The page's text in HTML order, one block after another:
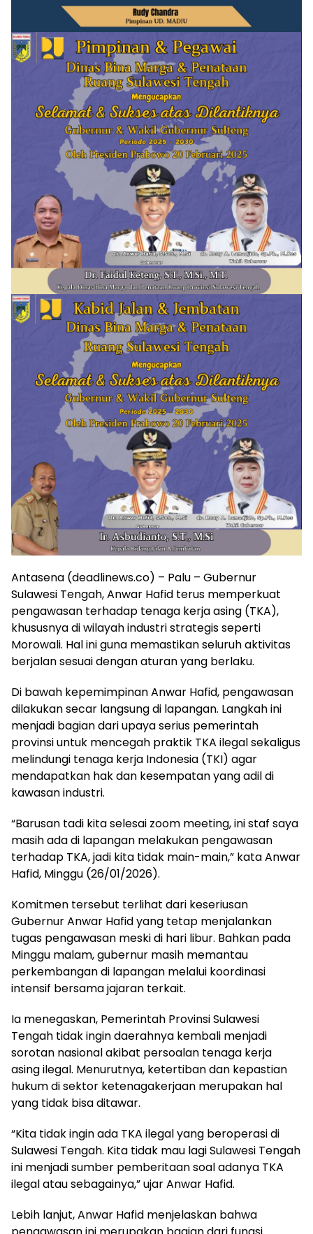
Antasena (deadlinews.co) – Palu – Gubernur
Sulawesi Tengah, Anwar Hafid terus memperkuat
pengawasan terhadap tenaga kerja asing (TKA),
khususnya di wilayah industri strategis seperti
Morowali. Hal ini guna memastikan seluruh aktivitas
berjalan sesuai dengan aturan yang berlaku.
Di bawah kepemimpinan Anwar Hafid, pengawasan
dilakukan secar langsung di lapangan. Langkah ini
menjadi bagian dari upaya serius pemerintah
provinsi untuk mencegah praktik TKA ilegal sekaligus
melindungi tenaga kerja Indonesia (TKI) agar
mendapatkan hak dan kesempatan yang adil di
kawasan industri.
“Barusan tadi kita selesai zoom meeting, ini staf saya
masih ada di lapangan melakukan pengawasan
terhadap TKA, jadi kita tidak main-main,” kata Anwar
Hafid, Minggu (26/01/2026).
Komitmen tersebut terlihat dari keseriusan
Gubernur Anwar Hafid yang tetap menjalankan
tugas pengawasan meski di hari libur. Bahkan pada
Minggu malam, gubernur masih memantau
perkembangan di lapangan melalui koordinasi
intensif bersama jajaran terkait.
Ia menegaskan, Pemerintah Provinsi Sulawesi
Tengah tidak ingin daerahnya kembali menjadi
sorotan nasional akibat persoalan tenaga kerja
asing ilegal. Menurutnya, ketertiban dan kepastian
hukum di sektor ketenagakerjaan merupakan hal
yang tidak bisa ditawar.
“Kita tidak ingin ada TKA ilegal yang beroperasi di
Sulawesi Tengah. Kita tidak mau lagi Sulawesi Tengah
ini menjadi sumber pemberitaan soal adanya TKA
ilegal atau sebagainya,” ujar Anwar Hafid.
Lebih lanjut, Anwar Hafid menjelaskan bahwa